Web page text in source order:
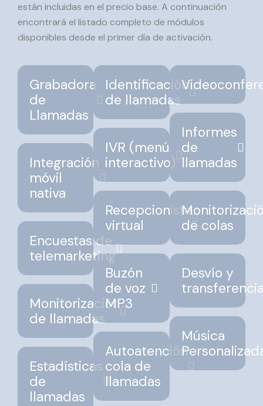
están incluidas en el precio base. A continuación
encontrará el listado completo de módulos
disponibles desde el primer día de activación.
Grabadora
de
Llamadas
Integración
móvil
nativa
Encuestas de
telemarketing
Monitorización
de llamadas
Estadísticas
de
llamadas
Identificación
de llamadas
IVR (menú
interactivo)
Recepcionista
virtual
Buzón
de voz
MP3
Autoatención
cola de
llamadas
Informes
de
llamadas
de colas
Desvío y
Música